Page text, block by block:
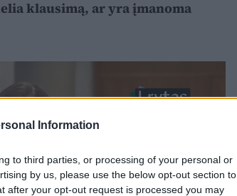
Information
to third parties, or processing of your personal or
by us, please use the below opt-out section to
after your opt-out request is processed you may
klausimą, ar yra įmanoma